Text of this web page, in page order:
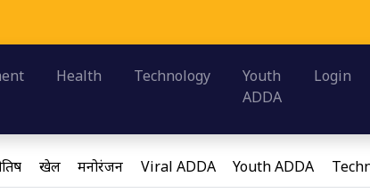
Health Technology
Youth
ADDA
Login
खेल मनोरंजन Viral ADDA Youth ADDA